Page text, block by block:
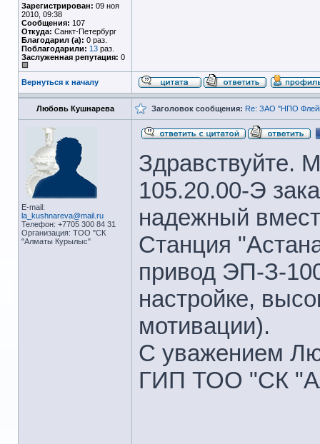
Зарегистрирован: 09 ноя
2010, 09:38
Сообщения: 107
Откуда: Санкт-Петербург
Благодарил (а): 0 раз.
Поблагодарили: 13 раз.
Заслуженная репутация: 0
Вернуться к началу
Любовь Кушнарева Заголовок сообщения: Re: ЗАО "НПО
E-mail:
la_kushnareva@mail.ru
Телефон: +7705 300 84 31
Организация: ТОО "СК
"Алматы Курылыс"
Здравствуйте.
105.20.00-Э
надежный
Станция
привод ЭП-З-
настройке,
мотивации).
С уважением
ГИП ТОО "СК